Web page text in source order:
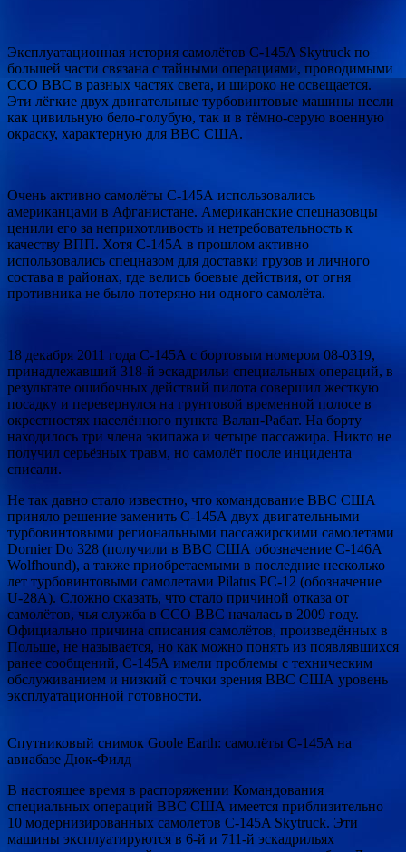
Эксплуатационная история самолётов C-145A Skytruck по
большей части связана с тайными операциями, проводимыми
ССО ВВС в разных частях света, и широко не освещается.
Эти лёгкие двух двигательные турбовинтовые машины несли
как цивильную бело-голубую, так и в тёмно-серую военную
окраску, характерную для ВВС США.
Очень активно самолёты С-145А использовались
американцами в Афганистане. Американские спецназовцы
ценили его за неприхотливость и нетребовательность к
качеству ВПП. Хотя С-145А в прошлом активно
использовались спецназом для доставки грузов и личного
состава в районах, где велись боевые действия, от огня
противника не было потеряно ни одного самолёта.
18 декабря 2011 года С-145А с бортовым номером 08-0319,
принадлежавший 318-й эскадрильи специальных операций, в
результате ошибочных действий пилота совершил жесткую
посадку и перевернулся на грунтовой временной полосе в
окрестностях населённого пункта Валан-Рабат. На борту
находилось три члена экипажа и четыре пассажира. Никто не
получил серьёзных травм, но самолёт после инцидента
списали.
Не так давно стало известно, что командование ВВС США
приняло решение заменить С-145А двух двигательными
турбовинтовыми региональными пассажирскими самолетами
Dornier Do 328 (получили в ВВС США обозначение С-146А
Wolfhound), а также приобретаемыми в последние несколько
лет турбовинтовыми самолетами Pilatus PC-12 (обозначение
U-28A). Сложно сказать, что стало причиной отказа от
самолётов, чья служба в ССО ВВС началась в 2009 году.
Официально причина списания самолётов, произведённых в
Польше, не называется, но как можно понять из появлявшихся
ранее сообщений, С-145А имели проблемы с техническим
обслуживанием и низкий с точки зрения ВВС США уровень
эксплуатационной готовности.
Спутниковый снимок Goole Earth: самолёты C-145A на
авиабазе Дюк-Филд
В настоящее время в распоряжении Командования
специальных операций ВВС США имеется приблизительно
10 модернизированных самолетов C-145A Skytruck. Эти
машины эксплуатируются в 6-й и 711-й эскадрильях